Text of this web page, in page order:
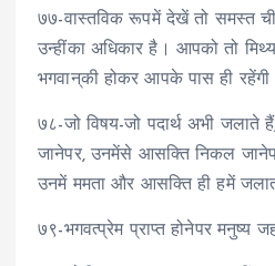
७७-वास्तविक रूपमें देखें तो समस्त
उन्हींका अधिकार है। आपको तो
भगवान्‌की होकर आपके पास ही रहेंगी
७८-जो विषय-जो पदार्थ अभी जलाते
जानेपर, उनमेंसे आसक्ति निकल
उनमें ममता और आसक्ति ही हमें
७९-भगवत्प्रेम प्राप्त होनेपर मनुष्य